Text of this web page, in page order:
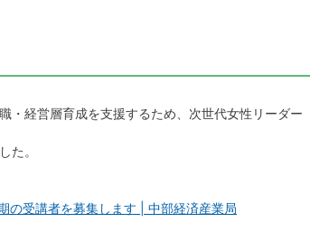
・経営層育成を支援するため、次世代女性リーダー
た。
の受講者を募集します | 中部経済産業局